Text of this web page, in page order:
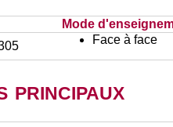
Mode
Face à face
principaux